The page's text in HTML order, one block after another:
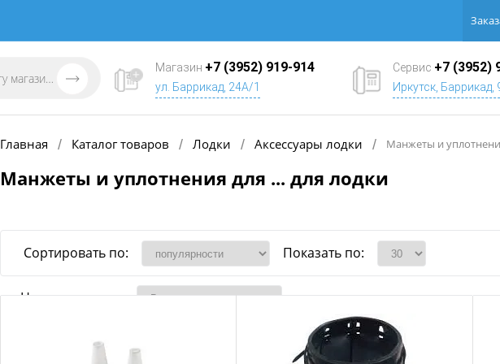
Магазин +7 (3952) 919-914
ул. Баррикад, 24А/1
Сервис +7 (3952)
Иркутск, Баррикад,
Главная / Каталог товаров / Лодки / Аксессуары лодки / Манжеты и
Манжеты и уплотнения для ... для лодки
Сортировать по: Показать по:
Наличие товара